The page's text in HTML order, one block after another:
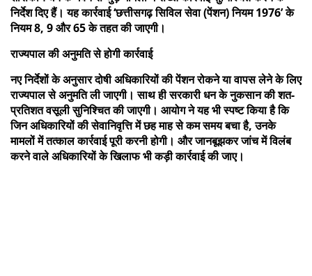
निर्देश दिए हैं। यह कार्रवाई ‘छत्तीसगढ़ सिविल सेवा (पेंशन) नियम 1976’ के
नियम 8, 9 और 65 के तहत की जाएगी।
राज्यपाल की अनुमति से होगी कार्रवाई
नए निर्देशों के अनुसार दोषी अधिकारियों की पेंशन रोकने या वापस लेने के लिए
राज्यपाल से अनुमति ली जाएगी। साथ ही सरकारी धन के नुकसान की शत-
प्रतिशत वसूली सुनिश्चित की जाएगी। आयोग ने यह भी स्पष्ट किया है कि
जिन अधिकारियों की सेवानिवृत्ति में छह माह से कम समय बचा है, उनके
मामलों में तत्काल कार्रवाई पूरी करनी होगी। और जानबूझकर जांच में विलंब
करने वाले अधिकारियों के खिलाफ भी कड़ी कार्रवाई की जाए।